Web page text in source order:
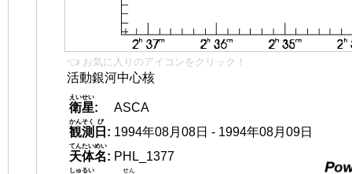
👈 お気に入りのアイコンをクリック！
活動銀河中心核
衛星
えいせい
:
ASCA
観測
かんそく
日
び
: 1994年08月08日 - 1994年08月09日
天体名
てんたいめい
: PHL_1377
しゅるい せん